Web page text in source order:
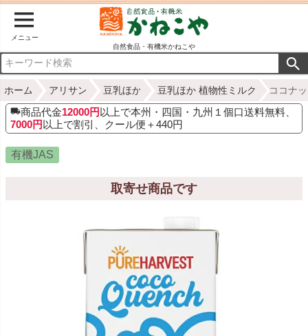
メニュー
自然食品・有機米かねこや
ホーム アリサン 豆乳ほか 豆乳ほか 植物性ミルク ココナ
商品代金12000円 以上で本州・四国・九州１個口送料無料、
7000円 以上で割引、クール便＋440円
有機JAS
取寄せ商品です